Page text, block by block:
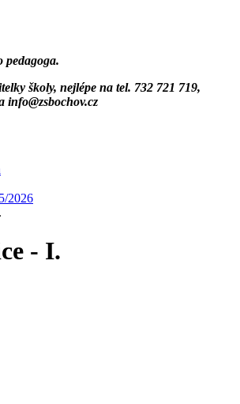
pedagoga.
školy, nejlépe na tel. 732 721 719,
info@zsbochov.cz
2026
- I.